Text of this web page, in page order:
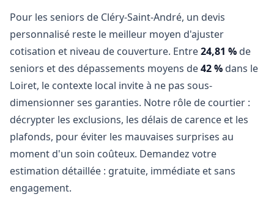
Pour les seniors de Cléry-Saint-André, un devis
personnalisé reste le meilleur moyen d'ajuster
cotisation et niveau de couverture. Entre24,81 % de
seniors et des dépassements moyens de42 % dans le
Loiret, le contexte local invite à ne pas sous-
dimensionner ses garanties. Notre rôle de courtier :
décrypter les exclusions, les délais de carence et les
plafonds, pour éviter les mauvaises surprises au
moment d'un soin coûteux. Demandez votre
estimation détaillée : gratuite, immédiate et sans
engagement.